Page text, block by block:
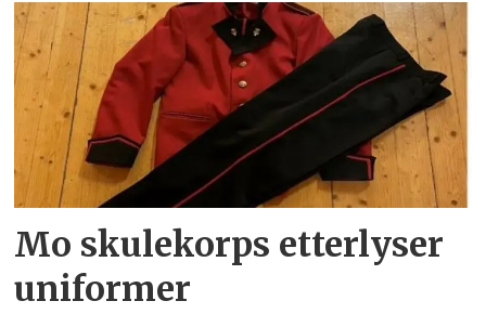
Mo skulekorps etterlyser
uniformer